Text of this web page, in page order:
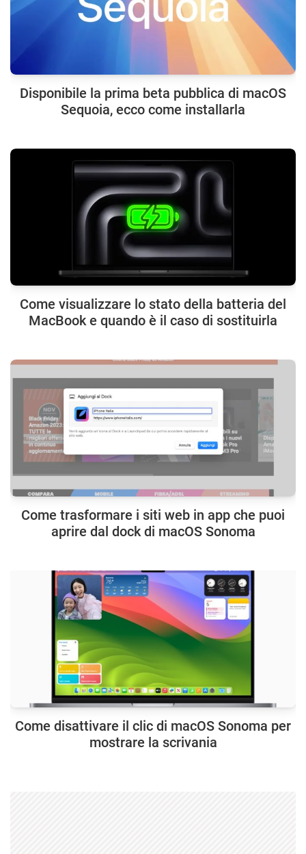
Disponibile la prima beta pubblica di macOS
Sequoia, ecco come installarla
Come visualizzare lo stato della batteria del
MacBook e quando è il caso di sostituirla
Come trasformare i siti web in app che puoi
aprire dal dock di macOS Sonoma
Come disattivare il clic di macOS Sonoma per
mostrare la scrivania